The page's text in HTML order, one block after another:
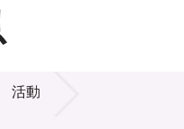
活動